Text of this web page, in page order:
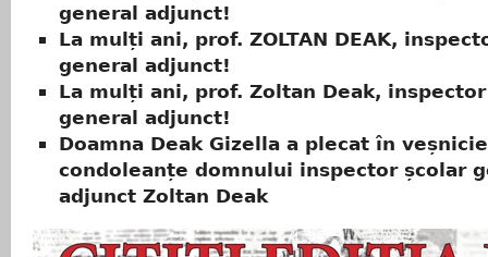
general adjunct!
La mulți ani, prof. ZOLTAN DEAK,
general adjunct!
La mulți ani, prof. Zoltan Deak,
general adjunct!
Doamna Deak Gizella a plecat în
condoleanțe domnului inspector școlar
adjunct Zoltan Deak